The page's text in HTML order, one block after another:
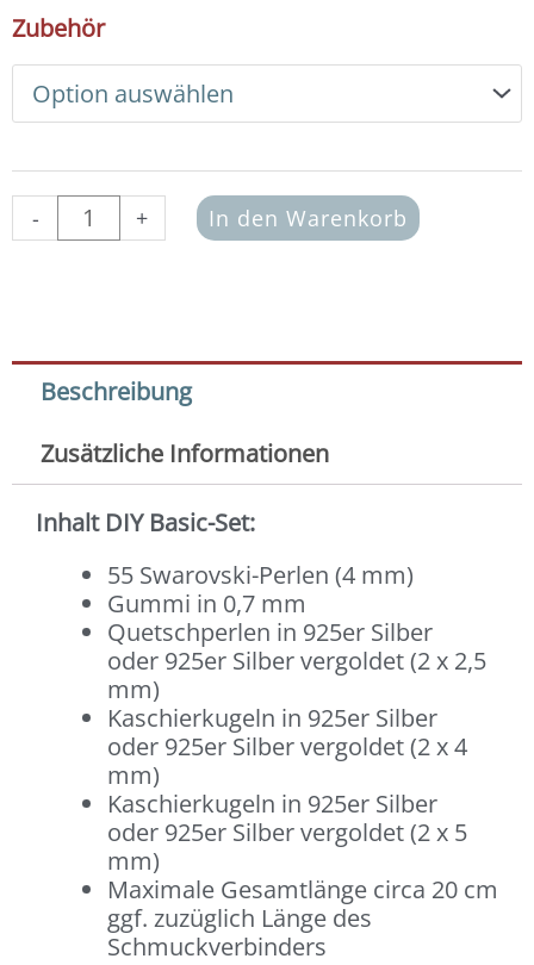
Zubehör
-
DIY
Armband
Basic
Set
Swarovski
mm
(crystal
comet
+ In den Warenkorb
Beschreibung
Zusätzliche Informationen
Inhalt DIY Basic-Set:
55 Swarovski-Perlen (4 mm)
Gummi in 0,7 mm
Quetschperlen in 925er Silber
oder 925er Silber vergoldet (2 x 2,5
mm)
Kaschierkugeln in 925er Silber
oder 925er Silber vergoldet (2 x 4
mm)
Kaschierkugeln in 925er Silber
oder 925er Silber vergoldet (2 x 5
mm)
Maximale Gesamtlänge circa 20 cm
ggf. zuzüglich Länge des
Schmuckverbinders